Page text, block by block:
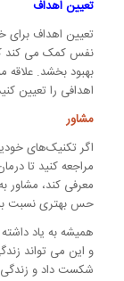
تعیین اهداف
تعیین اهداف برای
نفس کمک می کند که
بهبود بخشد. علاقه
اهدافی را تعیین
مشاور
اگر تکنیک‌های
معرفی کند، مشاور
حس بهتری نسبت
همیشه به یاد
و این می تواند
شکست داد و زندگی